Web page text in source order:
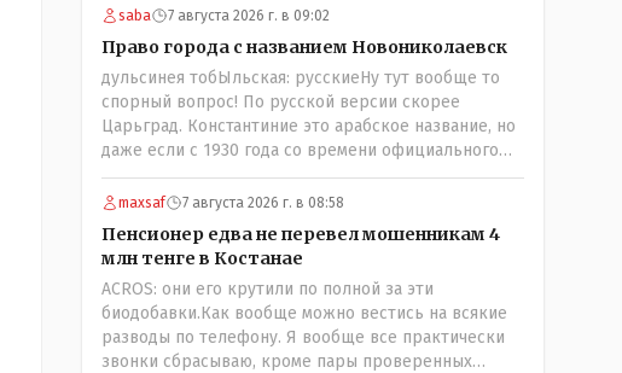
может кто из лингвистов или краеведов может
saba 7 августа 2026 г. в 09:02
Право города с названием Новониколаевск
дульсинея тобЫльская: русскиеНу тут вообще то
спорный вопрос! По русской версии скорее
Царьград. Константиние это арабское название, но
даже если с 1930 года со времени официального
переименования брать что можно назвать
историческим названием города? С 1930 уже тоже
поколений ! Это просто краеведческий факт и не
более того!
maxsaf 7 августа 2026 г. в 08:58
Пенсионер едва не перевел мошенникам 4
млн тенге в Костанае
ACROS: они его крутили по полной за эти
биодобавки.Как вообще можно вестись на всякие
разводы по телефону. Я вообще все практически
звонки сбрасываю, кроме пары проверенных